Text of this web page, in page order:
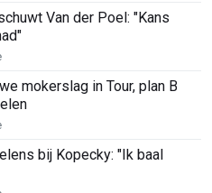
Van der Poel: "Kans
mokerslag in Tour, plan B
bij Kopecky: "Ik baal